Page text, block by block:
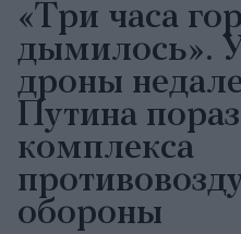
«Три часа
дымилось».
дроны
Путина
комплекса
обороны